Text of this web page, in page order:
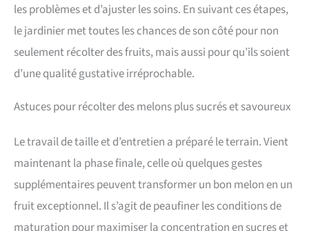
les problèmes et d’ajuster les soins. En suivant ces étapes,
le jardinier met toutes les chances de son côté pour non
seulement récolter des fruits, mais aussi pour qu’ils soient
d’une qualité gustative irréprochable.
Astuces pour récolter des melons plus sucrés et savoureux
Le travail de taille et d’entretien a préparé le terrain. Vient
maintenant la phase finale, celle où quelques gestes
supplémentaires peuvent transformer un bon melon en un
fruit exceptionnel. Il s’agit de peaufiner les conditions de
maturation pour maximiser la concentration en sucres et